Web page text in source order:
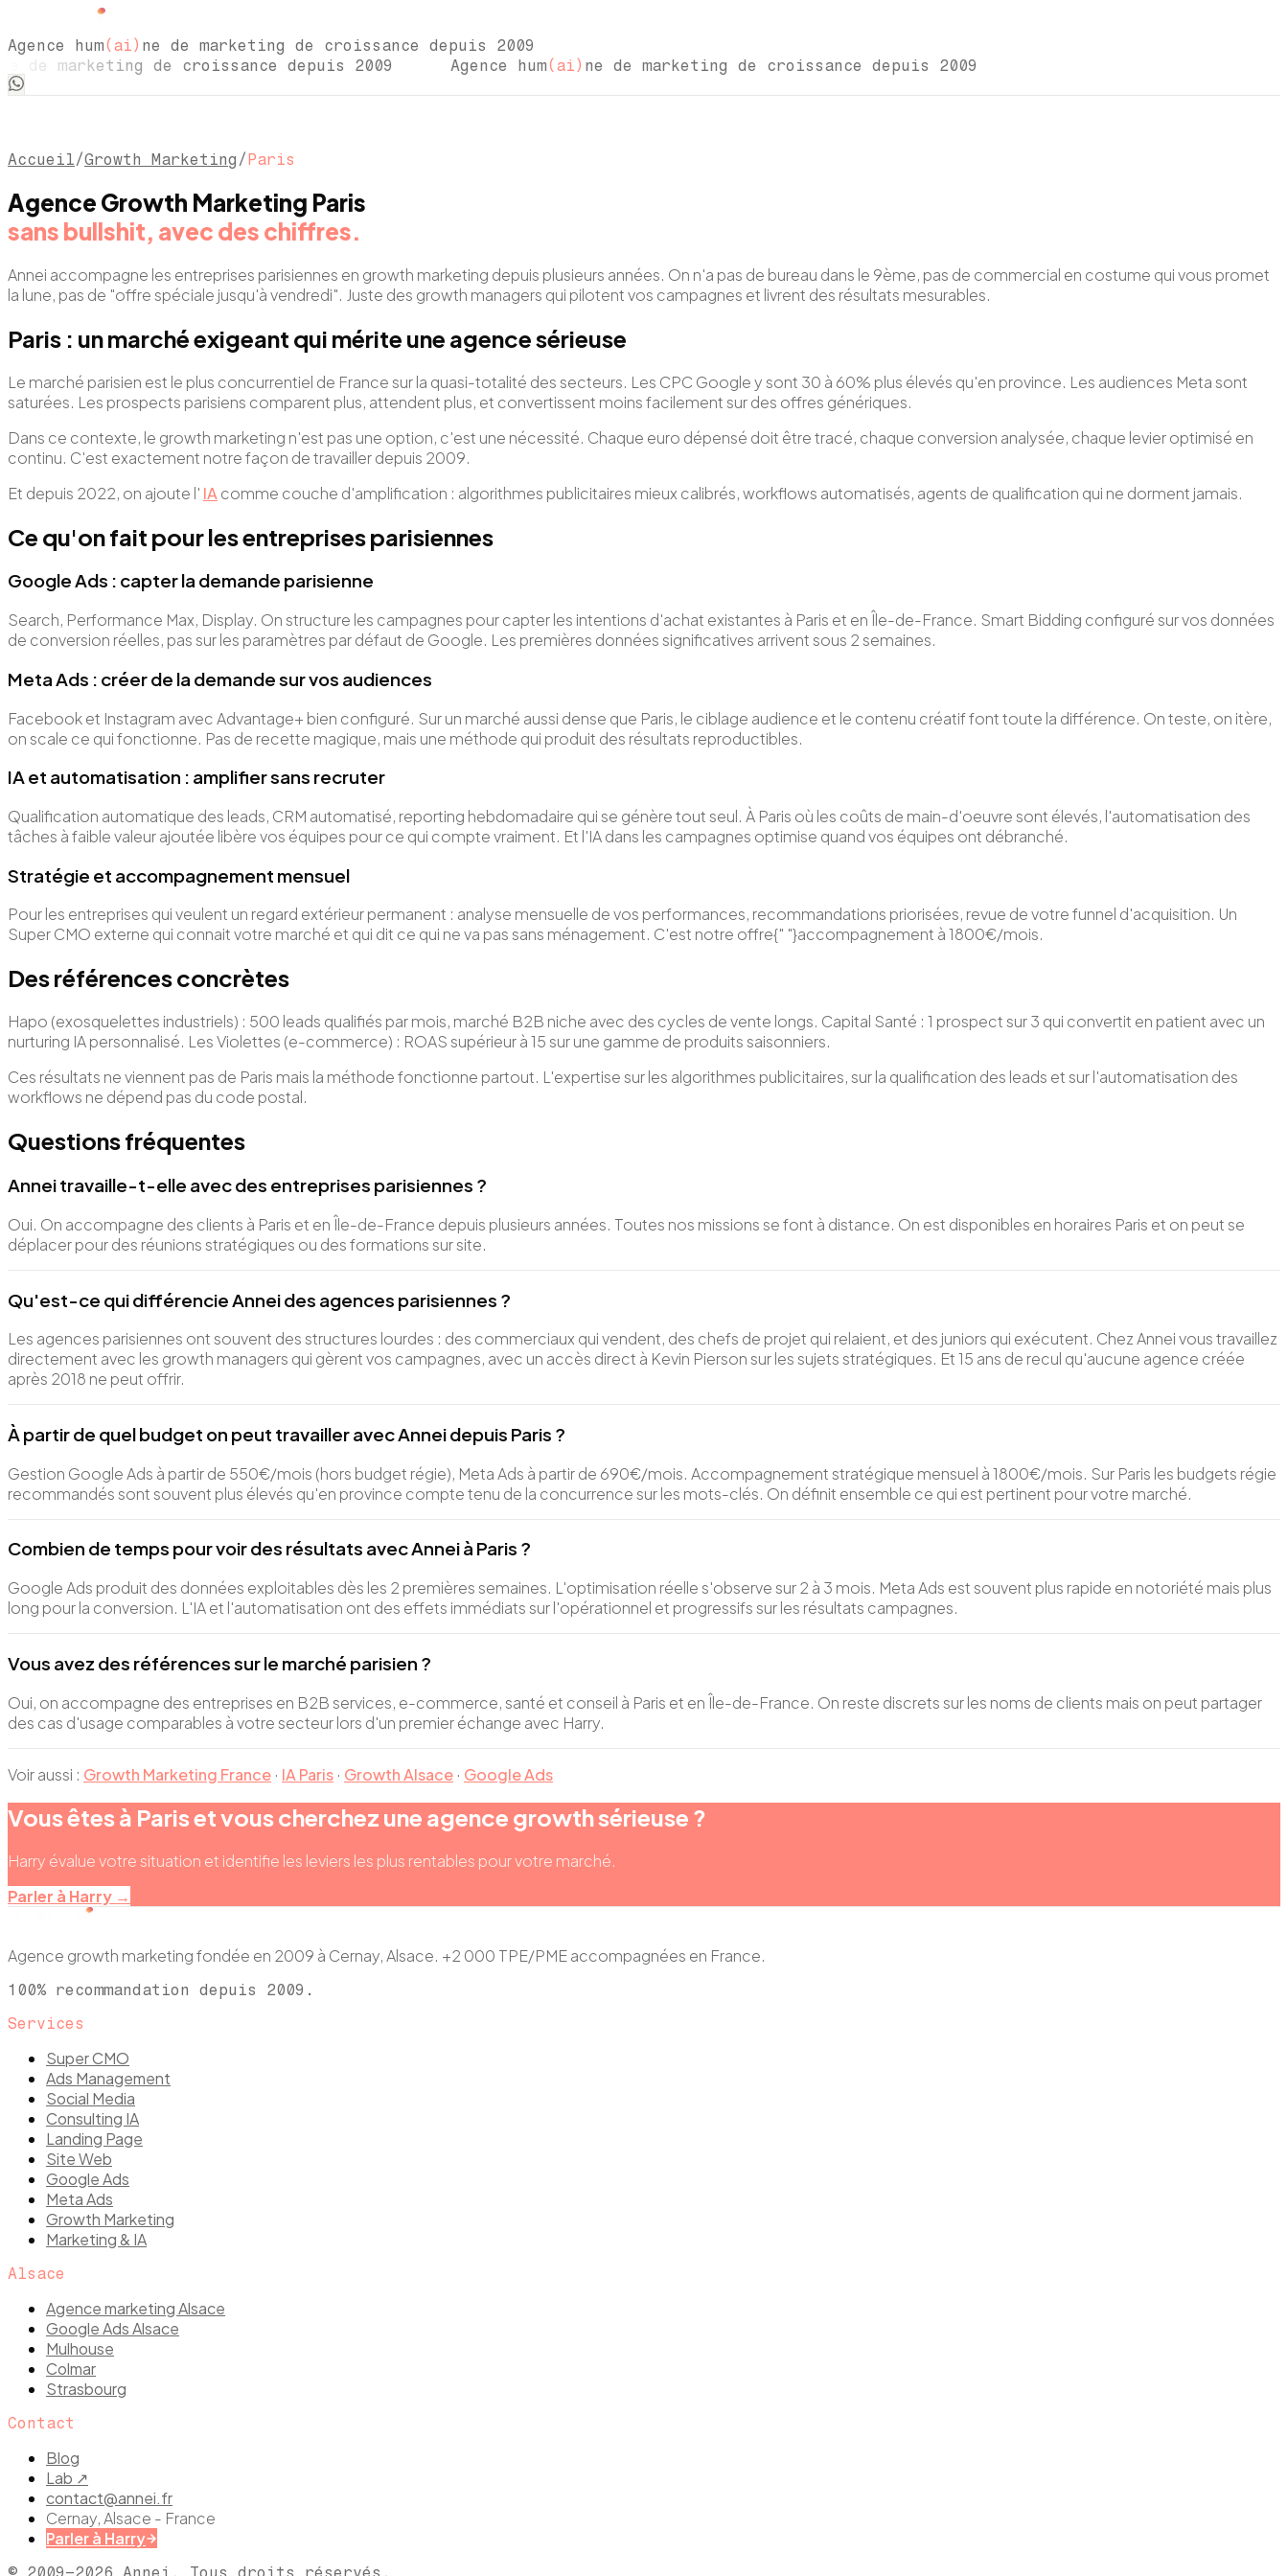
Agence hum(ai) ne de marketing de croissance depuis 2009
de marketing de croissance depuis 2009 Agence hum(ai)ne de marketing de croissance depuis 2009
Accueil/Growth Marketing /Paris
Agence Growth Marketing Paris
sans bullshit, avec des chiffres.
Annei accompagne les entreprises parisiennes en growth marketing depuis plusieurs années. On n'a pas de bureau dans le 9ème, pas de commercial en costume qui vous promet
la lune, pas de "offre spéciale jusqu'à vendredi". Juste des growth managers qui pilotent vos campagnes et livrent des résultats mesurables.
Paris : un marché exigeant qui mérite une agence sérieuse
Le marché parisien est le plus concurrentiel de France sur la quasi-totalité des secteurs. Les CPC Google y sont 30 à 60% plus élevés qu'en province. Les audiences Meta sont
saturées. Les prospects parisiens comparent plus, attendent plus, et convertissent moins facilement sur des offres génériques.
Dans ce contexte, le growth marketing n'est pas une option, c'est une nécessité. Chaque euro dépensé doit être tracé, chaque conversion analysée, chaque levier optimisé en
continu. C'est exactement notre façon de travailler depuis 2009.
Et depuis 2022, on ajoute l' IA comme couche d'amplification : algorithmes publicitaires mieux calibrés, workflows automatisés, agents de qualification qui ne dorment jamais.
Ce qu'on fait pour les entreprises parisiennes
Google Ads : capter la demande parisienne
Search, Performance Max, Display. On structure les campagnes pour capter les intentions d'achat existantes à Paris et en Île-de-France. Smart Bidding configuré sur vos données
de conversion réelles, pas sur les paramètres par défaut de Google. Les premières données significatives arrivent sous 2 semaines.
Meta Ads : créer de la demande sur vos audiences
Facebook et Instagram avec Advantage+ bien configuré. Sur un marché aussi dense que Paris, le ciblage audience et le contenu créatif font toute la différence. On teste, on itère,
on scale ce qui fonctionne. Pas de recette magique, mais une méthode qui produit des résultats reproductibles.
IA et automatisation : amplifier sans recruter
Qualification automatique des leads, CRM automatisé, reporting hebdomadaire qui se génère tout seul. À Paris où les coûts de main-d'oeuvre sont élevés, l'automatisation des
tâches à faible valeur ajoutée libère vos équipes pour ce qui compte vraiment. Et l'IA dans les campagnes optimise quand vos équipes ont débranché.
Stratégie et accompagnement mensuel
Pour les entreprises qui veulent un regard extérieur permanent : analyse mensuelle de vos performances, recommandations priorisées, revue de votre funnel d'acquisition. Un
Super CMO externe qui connait votre marché et qui dit ce qui ne va pas sans ménagement. C'est notre offre{" "}accompagnement à 1800€/mois.
Des références concrètes
Hapo (exosquelettes industriels) : 500 leads qualifiés par mois, marché B2B niche avec des cycles de vente longs. Capital Santé : 1 prospect sur 3 qui convertit en patient avec un
nurturing IA personnalisé. Les Violettes (e-commerce) : ROAS supérieur à 15 sur une gamme de produits saisonniers.
Ces résultats ne viennent pas de Paris mais la méthode fonctionne partout. L'expertise sur les algorithmes publicitaires, sur la qualification des leads et sur l'automatisation des
workflows ne dépend pas du code postal.
Questions fréquentes
Annei travaille-t-elle avec des entreprises parisiennes ?
Oui. On accompagne des clients à Paris et en Île-de-France depuis plusieurs années. Toutes nos missions se font à distance. On est disponibles en horaires Paris et on peut se
déplacer pour des réunions stratégiques ou des formations sur site.
Qu'est-ce qui différencie Annei des agences parisiennes ?
Les agences parisiennes ont souvent des structures lourdes : des commerciaux qui vendent, des chefs de projet qui relaient, et des juniors qui exécutent. Chez Annei vous travaillez
directement avec les growth managers qui gèrent vos campagnes, avec un accès direct à Kevin Pierson sur les sujets stratégiques. Et 15 ans de recul qu'aucune agence créée
après 2018 ne peut offrir.
À partir de quel budget on peut travailler avec Annei depuis Paris ?
Gestion Google Ads à partir de 550€/mois (hors budget régie), Meta Ads à partir de 690€/mois. Accompagnement stratégique mensuel à 1800€/mois. Sur Paris les budgets régie
recommandés sont souvent plus élevés qu'en province compte tenu de la concurrence sur les mots-clés. On définit ensemble ce qui est pertinent pour votre marché.
Combien de temps pour voir des résultats avec Annei à Paris ?
Google Ads produit des données exploitables dès les 2 premières semaines. L'optimisation réelle s'observe sur 2 à 3 mois. Meta Ads est souvent plus rapide en notoriété mais plus
long pour la conversion. L'IA et l'automatisation ont des effets immédiats sur l'opérationnel et progressifs sur les résultats campagnes.
Vous avez des références sur le marché parisien ?
Oui, on accompagne des entreprises en B2B services, e-commerce, santé et conseil à Paris et en Île-de-France. On reste discrets sur les noms de clients mais on peut partager
des cas d'usage comparables à votre secteur lors d'un premier échange avec Harry.
Voir aussi : Growth Marketing France · IA Paris · Growth Alsace · Google Ads
Vous êtes à Paris et vous cherchez une agence growth sérieuse ?
Harry évalue votre situation et identifie les leviers les plus rentables pour votre marché.
Parler à Harry →
Agence growth marketing fondée en 2009 à Cernay, Alsace. +2 000 TPE/PME accompagnées en France.
100% recommandation depuis 2009.
Services
Super CMO
Ads Management
Social Media
Consulting IA
Landing Page
Site Web
Google Ads
Meta Ads
Growth Marketing
Marketing & IA
Alsace
Agence marketing Alsace
Google Ads Alsace
Mulhouse
Colmar
Strasbourg
Contact
Blog
Lab ↗
contact@annei.fr
Cernay, Alsace - France
Parler à Harry